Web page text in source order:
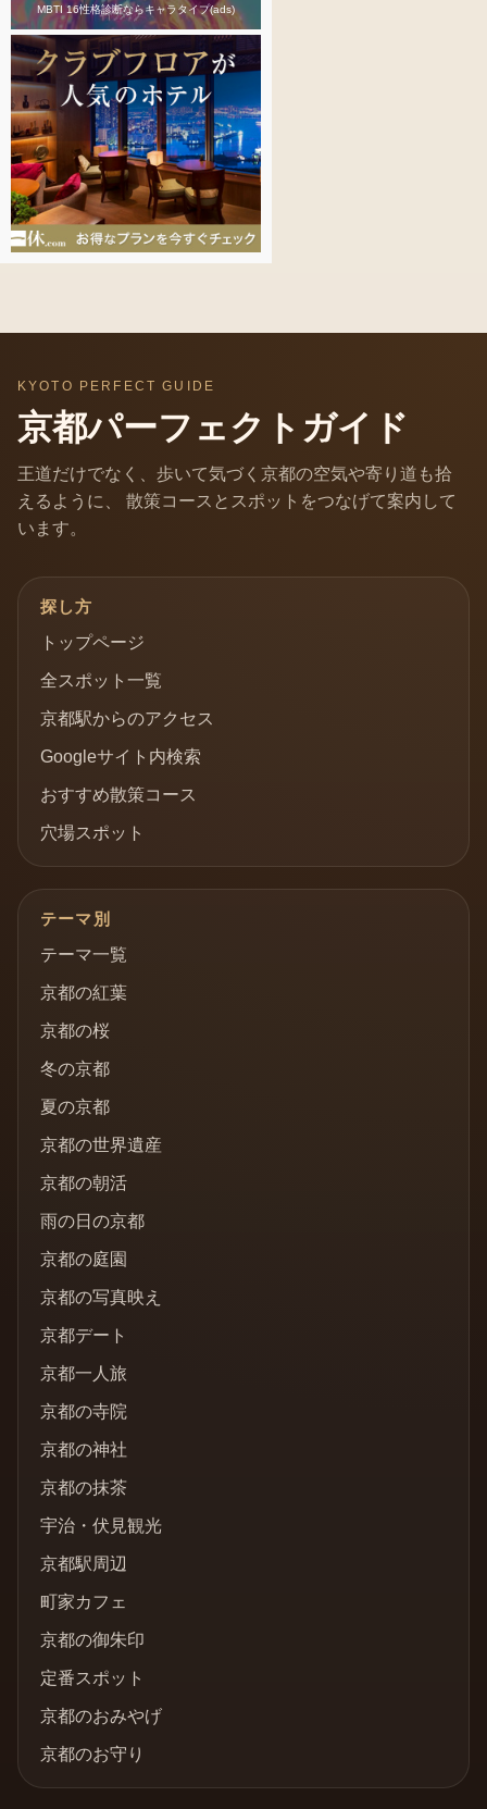
MBTI 16性格診断ならキャラタイプ(ads)
KYOTO PERFECT GUIDE
京都パーフェクトガイド
王道だけでなく、歩いて気づく京都の空気や寄り道も拾
えるように、 散策コースとスポットをつなげて案内して
います。
探し方
トップページ
全スポット一覧
京都駅からのアクセス
Googleサイト内検索
おすすめ散策コース
穴場スポット
テーマ別
テーマ一覧
京都の紅葉
京都の桜
冬の京都
夏の京都
京都の世界遺産
京都の朝活
雨の日の京都
京都の庭園
京都の写真映え
京都デート
京都一人旅
京都の寺院
京都の神社
京都の抹茶
宇治・伏見観光
京都駅周辺
町家カフェ
京都の御朱印
定番スポット
京都のおみやげ
京都のお守り